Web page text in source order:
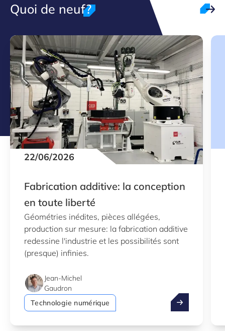
Quoi de neuf?
22/06/2026
Fabrication additive: la conception
en toute liberté
Géométries inédites, pièces allégées,
production sur mesure: la fabrication additive
redessine l'industrie et les possibilités sont
(presque) infinies.
Jean-Michel
Gaudron
Technologie numérique
Fabrication